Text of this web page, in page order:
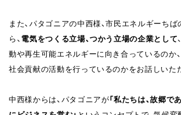
また、パタゴニアの中西様、市民エネルギーち
ら、 電気をつくる立場、つかう立場の企業として
動や再生可能エネルギーに向き合っているのか
社会貢献の活動を行っているのかをお話しいた
中西様からは、パタゴニアが「私たちは、故郷